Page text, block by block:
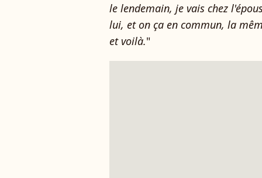
le lendemain, je vais chez
lui, et on ça en commun, la
et voilà."